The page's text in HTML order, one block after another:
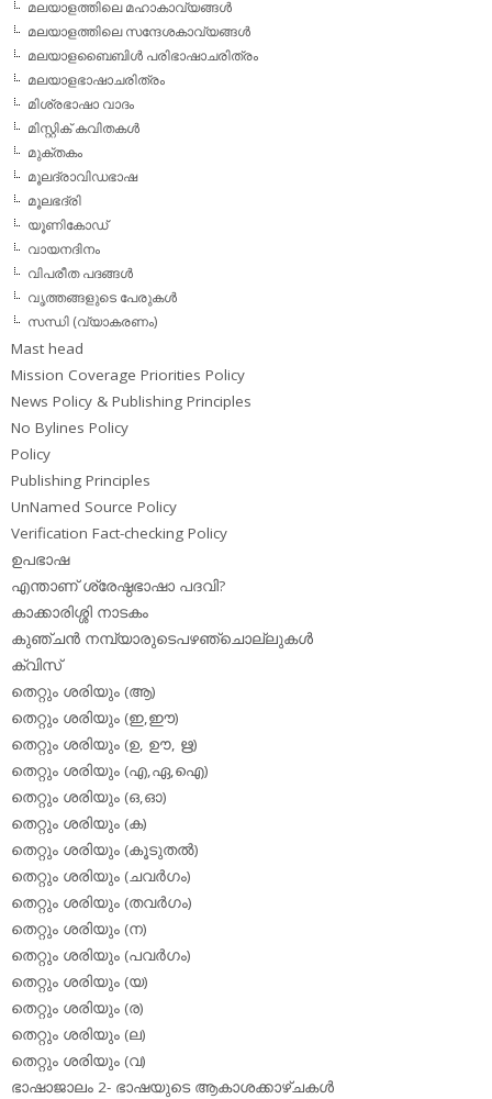
മലയാളത്തിലെ മഹാകാവ്യങ്ങള്‍
മലയാളത്തിലെ സന്ദേശകാവ്യങ്ങള്‍
മലയാളബൈബിള്‍ പരിഭാഷാചരിത്രം
മലയാളഭാഷാചരിത്രം
മിശ്രഭാഷാ വാദം
മിസ്റ്റിക് കവിതകള്‍
മുക്തകം
മൂലദ്രാവിഡഭാഷ
മൂലഭദ്രി
യൂണികോഡ്
വായനദിനം
വിപരീത പദങ്ങള്‍
വൃത്തങ്ങളുടെ പേരുകള്‍
സന്ധി (വ്യാകരണം)
Mast head
Mission Coverage Priorities Policy
News Policy & Publishing Principles
No Bylines Policy
Policy
Publishing Principles
UnNamed Source Policy
Verification Fact-checking Policy
ഉപഭാഷ
എന്താണ് ശ്രേഷ്ഠഭാഷാ പദവി?
കാക്കാരിശ്ശി നാടകം
കുഞ്ചന്‍ നമ്പ്യാരുടെപഴഞ്ചൊല്ലുകള്‍
ക്വിസ്
തെറ്റും ശരിയും (ആ)
തെറ്റും ശരിയും (ഇ,ഈ)
തെറ്റും ശരിയും (ഉ, ഊ, ഋ)
തെറ്റും ശരിയും (എ,ഏ,ഐ)
തെറ്റും ശരിയും (ഒ,ഓ)
തെറ്റും ശരിയും (ക)
തെറ്റും ശരിയും (കൂടുതല്‍)
തെറ്റും ശരിയും (ചവര്‍ഗം)
തെറ്റും ശരിയും (തവര്‍ഗം)
തെറ്റും ശരിയും (ന)
തെറ്റും ശരിയും (പവര്‍ഗം)
തെറ്റും ശരിയും (യ)
തെറ്റും ശരിയും (ര)
തെറ്റും ശരിയും (ല)
തെറ്റും ശരിയും (വ)
ഭാഷാജാലം 2- ഭാഷയുടെ ആകാശക്കാഴ്ചകള്‍